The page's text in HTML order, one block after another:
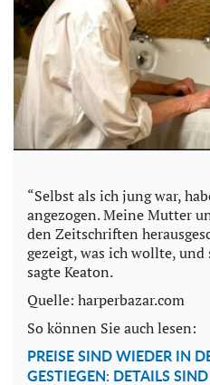
“Selbst als ich jung war,
angezogen. Meine Mutter
den Zeitschriften
gezeigt, was ich wollte, und
sagte Keaton.
Quelle: harperbazar.com
So können Sie auch lesen:
PREISE SIND WIEDER IN
GESTIEGEN: DETAILS